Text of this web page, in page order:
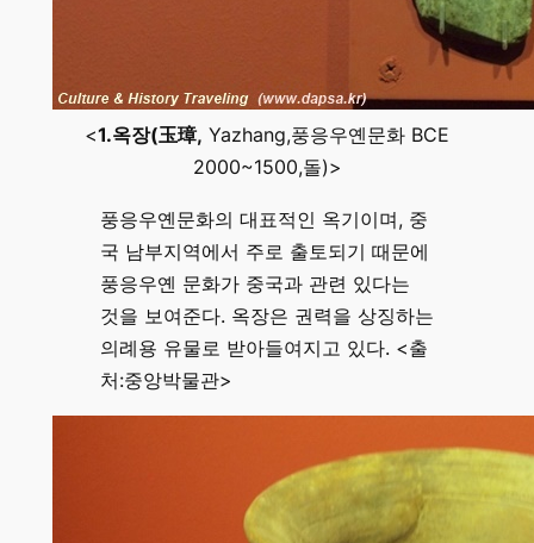
<1.옥장(玉璋, Yazhang,풍응우옌문화 BCE
2000~1500,돌)>
풍응우옌문화의 대표적인 옥기이며, 중
국 남부지역에서 주로 출토되기 때문에
풍응우옌 문화가 중국과 관련 있다는
것을 보여준다. 옥장은 권력을 상징하는
의례용 유물로 받아들여지고 있다. <출
처:중앙박물관>